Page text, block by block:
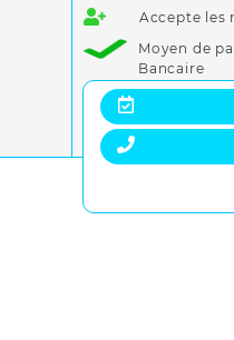
Accepte les
Moyen de
Bancaire